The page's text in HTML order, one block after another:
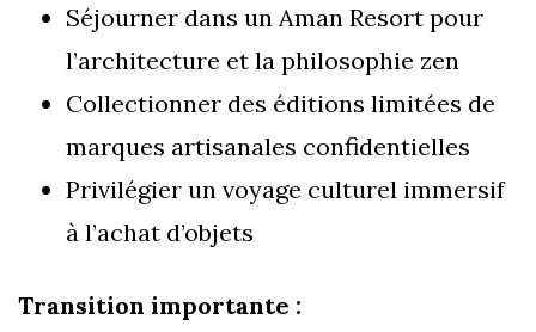
Séjourner dans un Aman Resort pour
l’architecture et la philosophie zen
Collectionner des éditions limitées de
marques artisanales confidentielles
Privilégier un voyage culturel immersif
à l’achat d’objets
Transition importante :